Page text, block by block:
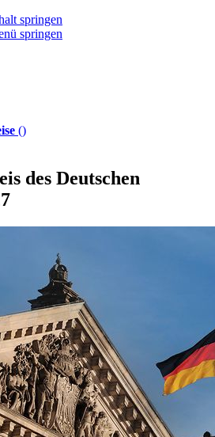
springen
springen
()
des Deutschen